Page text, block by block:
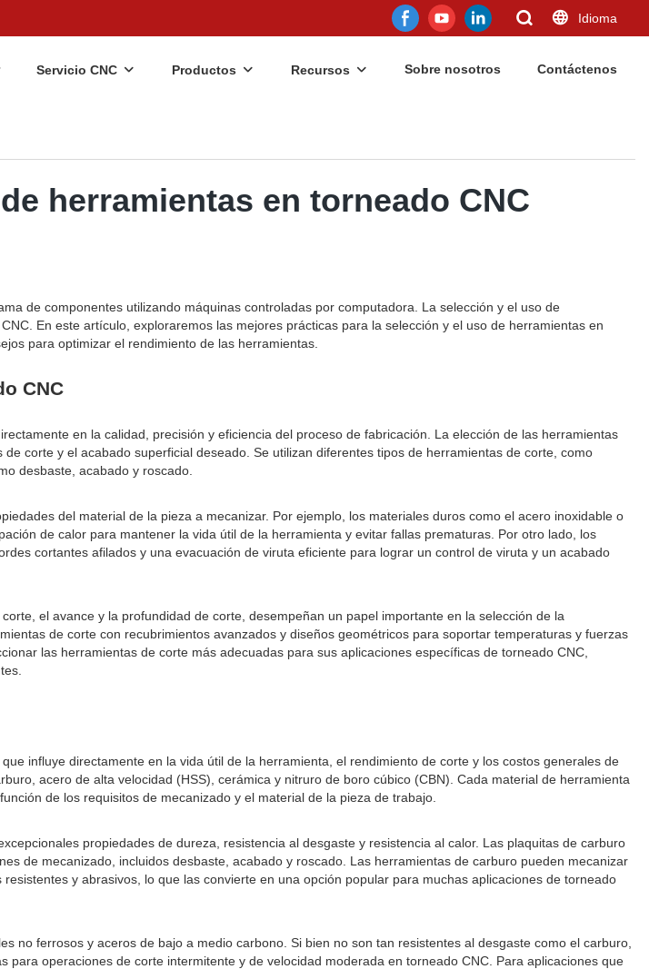
Idioma
Servicio CNC Productos Recursos Sobre nosotros Contáctenos
herramientas en torneado CNC
de componentes utilizando máquinas controladas por computadora. La selección y el uso de
En este artículo, exploraremos las mejores prácticas para la selección y el uso de herramientas en
para optimizar el rendimiento de las herramientas.
CNC
en la calidad, precisión y eficiencia del proceso de fabricación. La elección de las herramientas
corte y el acabado superficial deseado. Se utilizan diferentes tipos de herramientas de corte, como
desbaste, acabado y roscado.
del material de la pieza a mecanizar. Por ejemplo, los materiales duros como el acero inoxidable o
de calor para mantener la vida útil de la herramienta y evitar fallas prematuras. Por otro lado, los
cortantes afilados y una evacuación de viruta eficiente para lograr un control de viruta y un acabado
el avance y la profundidad de corte, desempeñan un papel importante en la selección de la
de corte con recubrimientos avanzados y diseños geométricos para soportar temperaturas y fuerzas
las herramientas de corte más adecuadas para sus aplicaciones específicas de torneado CNC,
influye directamente en la vida útil de la herramienta, el rendimiento de corte y los costos generales de
acero de alta velocidad (HSS), cerámica y nitruro de boro cúbico (CBN). Cada material de herramienta
de los requisitos de mecanizado y el material de la pieza de trabajo.
propiedades de dureza, resistencia al desgaste y resistencia al calor. Las plaquitas de carburo
de mecanizado, incluidos desbaste, acabado y roscado. Las herramientas de carburo pueden mecanizar
y abrasivos, lo que las convierte en una opción popular para muchas aplicaciones de torneado
no ferrosos y aceros de bajo a medio carbono. Si bien no son tan resistentes al desgaste como el carburo,
operaciones de corte intermitente y de velocidad moderada en torneado CNC. Para aplicaciones que